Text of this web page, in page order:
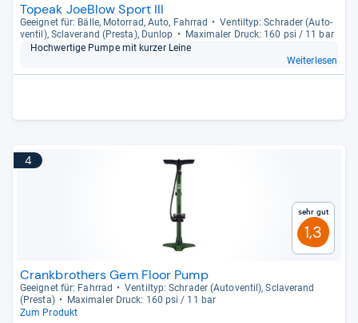
Topeak JoeBlow Sport III
Geeig­net für: Bälle, Motor­rad, Auto, Fahr­rad
Ven­til­typ: Schra­der (Auto­
ven­til), Scla­ve­rand (Presta), Dun­lop
Maxi­ma­ler Druck: 160 psi / 11 bar
Hoch­wer­tige Pumpe mit kur­zer Leine
Weiterlesen
4
Sehr gut
1,3
Crankbrothers Gem Floor Pump
Geeig­net für: Fahr­rad
Ven­til­typ: Schra­der (Auto­ven­til), Scla­ve­rand
(Presta)
Maxi­ma­ler Druck: 160 psi / 11 bar
Zum Produkt